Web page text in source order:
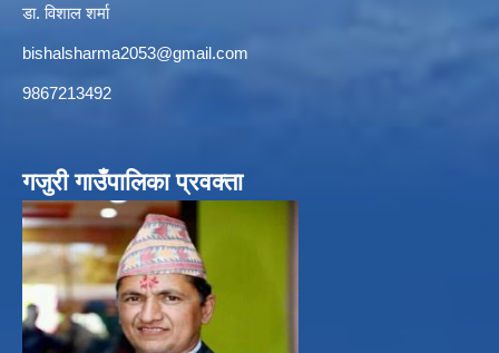
डा. विशाल शर्मा
bishalsharma2053@gmail.com
9867213492
गजुरी गाउँपालिका प्रवक्ता